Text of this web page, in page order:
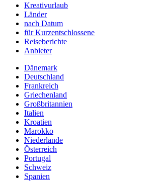
Kreativurlaub
Länder
nach Datum
für Kurzentschlossene
Reiseberichte
Anbieter
Dänemark
Deutschland
Frankreich
Griechenland
Großbritannien
Italien
Kroatien
Marokko
Niederlande
Österreich
Portugal
Schweiz
Spanien